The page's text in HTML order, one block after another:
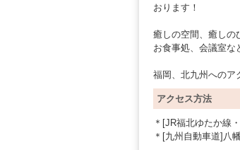
おります！
癒しの空間、癒しの
お食事処、会議室な
福岡、北九州へのア
アクセス方法
＊[JR福北ゆたか線
＊[九州自動車道]八